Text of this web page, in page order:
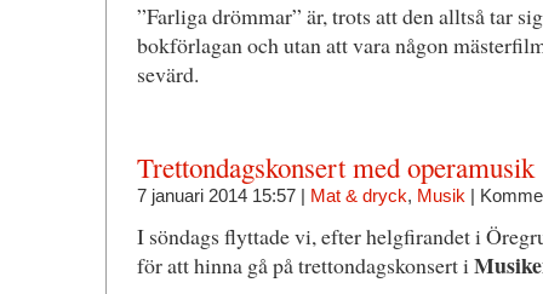
”Farliga drömmar” är, trots att den alltså tar
bokförlagan och utan att vara någon
sevärd.
Trettondagskonsert med operamusik
7 januari 2014 15:57 | Mat & dryck, Musik |
I söndags flyttade vi, efter helgfirandet i
för att hinna gå på trettondagskonsert i